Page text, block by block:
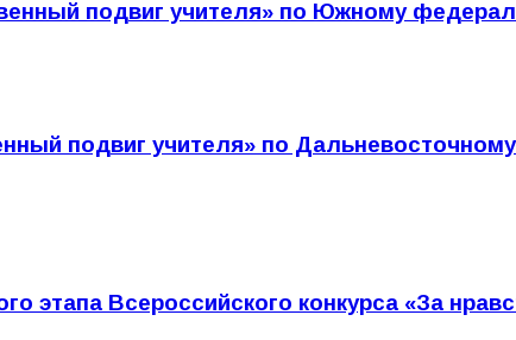
подвиг учителя» по Южному
подвиг учителя» по
этапа Всероссийского конкурса «За